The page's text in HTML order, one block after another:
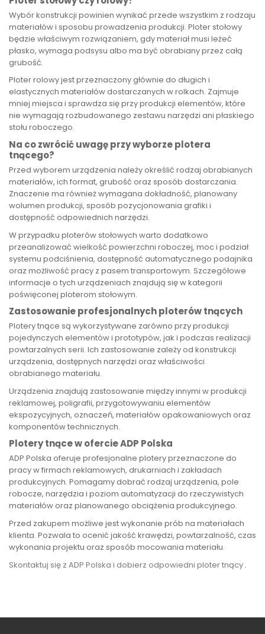
Wybór konstrukcji powinien wynikać przede wszystkim z rodzaju
materiałów i sposobu prowadzenia produkcji. Ploter stołowy
będzie właściwym rozwiązaniem, gdy materiał musi leżeć
płasko, wymaga podsysu albo ma być obrabiany przez całą
grubość.
Ploter rolowy jest przeznaczony głównie do długich i
elastycznych materiałów dostarczanych w rolkach. Zajmuje
mniej miejsca i sprawdza się przy produkcji elementów, które
nie wymagają rozbudowanego zestawu narzędzi ani płaskiego
stołu roboczego.
Na co zwrócić uwagę przy wyborze plotera
tnącego?
Przed wyborem urządzenia należy określić rodzaj obrabianych
materiałów, ich format, grubość oraz sposób dostarczania.
Znaczenie ma również wymagana dokładność, planowany
wolumen produkcji, sposób pozycjonowania grafiki i
dostępność odpowiednich narzędzi.
W przypadku ploterów stołowych warto dodatkowo
przeanalizować wielkość powierzchni roboczej, moc i podział
systemu podciśnienia, dostępność automatycznego podajnika
oraz możliwość pracy z pasem transportowym. Szczegółowe
informacje o tych urządzeniach znajdują się w kategorii
poświęconej ploterom stołowym.
Zastosowanie profesjonalnych ploterów tnących
Plotery tnące są wykorzystywane zarówno przy produkcji
pojedynczych elementów i prototypów, jak i podczas realizacji
powtarzalnych serii. Ich zastosowanie zależy od konstrukcji
urządzenia, dostępnych narzędzi oraz właściwości
obrabianego materiału.
Urządzenia znajdują zastosowanie między innymi w produkcji
reklamowej, poligrafii, przygotowywaniu elementów
ekspozycyjnych, oznaczeń, materiałów opakowaniowych oraz
komponentów technicznych.
Plotery tnące w ofercie ADP Polska
ADP Polska oferuje profesjonalne plotery przeznaczone do
pracy w firmach reklamowych, drukarniach i zakładach
produkcyjnych. Pomagamy dobrać rodzaj urządzenia, pole
robocze, narzędzia i poziom automatyzacji do rzeczywistych
materiałów oraz planowanego obciążenia produkcyjnego.
Przed zakupem możliwe jest wykonanie prób na materiałach
klienta. Pozwala to ocenić jakość krawędzi, powtarzalność, czas
wykonania projektu oraz sposób mocowania materiału.
Skontaktuj się z ADP Polska i dobierz odpowiedni ploter tnący .